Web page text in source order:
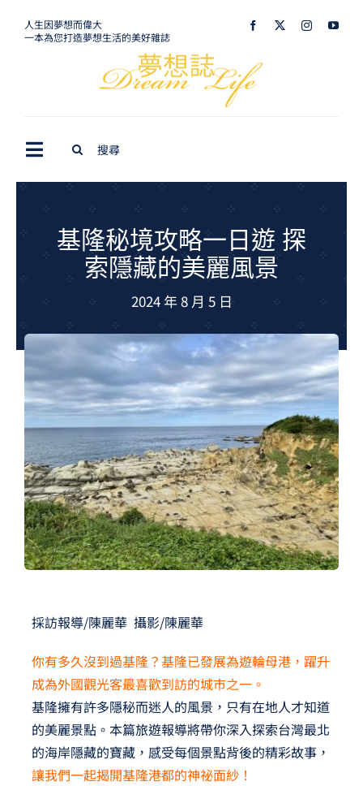
人生因夢想而偉大
一本為您打造夢想生活的美好雜誌
Toggle
Navigation
生活美學
夢想旅遊
夢想TV
GCU大賽
夢想購物
基隆秘境攻略一日遊 探
索隱藏的美麗風景
2024 年 8 月 5 日
採訪報導/陳麗華 攝影/陳麗華
你有多久沒到過基隆？基隆已發展為遊輪母港，躍升
成為外國觀光客最喜歡到訪的城市之一。
基隆擁有許多隱秘而迷人的風景，只有在地人才知道
的美麗景點。本篇旅遊報導將帶你深入探索台灣最北
的海岸隱藏的寶藏，感受每個景點背後的精彩故事，
讓我們一起揭開基隆港都的神祕面紗！